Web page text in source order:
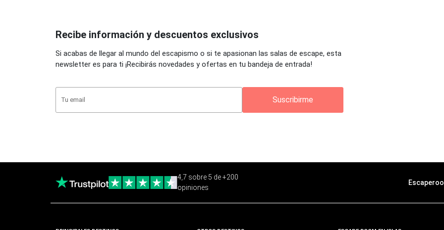
Recibe información y descuentos exclusivos
Si acabas de llegar al mundo del escapismo o si te apasionan las salas de escape, esta
newsletter es para ti ¡Recibirás novedades y ofertas en tu bandeja de entrada!
Suscribirme
4,7 sobre 5 de +200
opiniones